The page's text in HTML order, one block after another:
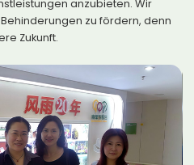
anzubieten. Wir
zu fördern, denn
Zukunft.